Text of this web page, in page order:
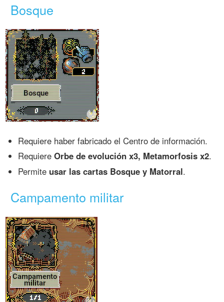
Bosque
Requiere haber fabricado el Centro de información.
RequiereOrbe de evolución x3, Metamorfosis x2.
Permite usar las cartas Bosque y Matorral.
Campamento militar